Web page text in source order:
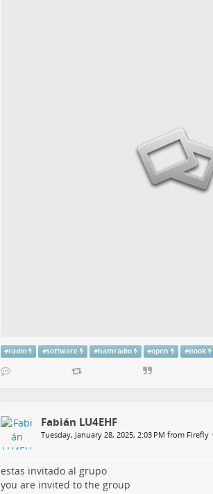
#radio #software #hamradio #open #Book
Fabián LU4EHF
Tuesday, January 28, 2025, 2:03 PM from Firefly
estas invitado al grupo
you are invited to the group